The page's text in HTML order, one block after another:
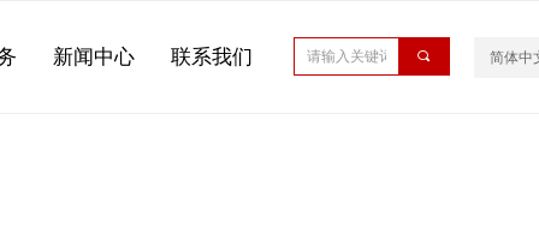
新闻中心 联系我们 끠 简体中